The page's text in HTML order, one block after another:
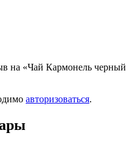
на «Чай Кармонель черный
авторизоваться.